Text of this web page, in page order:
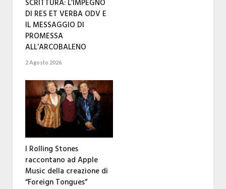
SCRITTURA: L’IMPEGNO
DI RES ET VERBA ODV E
IL MESSAGGIO DI
PROMESSA
ALL’ARCOBALENO
2 Agosto 2026
I Rolling Stones
raccontano ad Apple
Music della creazione di
“Foreign Tongues”